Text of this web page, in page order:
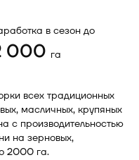
в сезон до
000 га
всех традиционных
масличных, крупяных
с производительностью
на зерновых,
2000 га.